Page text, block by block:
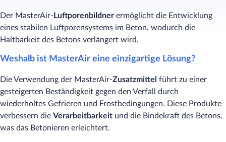
Der MasterAir- Luftporenbildner ermöglicht die Entwicklung
eines stabilen Luftporensystems im Beton, wodurch die
Haltbarkeit des Betons verlängert wird.
Weshalb ist MasterAir eine einzigartige Lösung?
Die Verwendung der MasterAir-Zusatzmittel führt zu einer
gesteigerten Beständigkeit gegen den Verfall durch
wiederholtes Gefrieren und Frostbedingungen. Diese Produkte
verbessern die Verarbeitbarkeit und die Bindekraft des Betons,
was das Betonieren erleichtert.